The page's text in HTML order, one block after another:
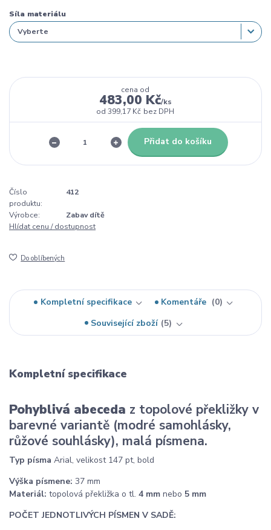
Síla materiálu
cena od
483,00 Kč/ks
od399,17 Kč bez DPH
Přidat do košíku
Číslo
produktu:
412
Výrobce:
Zabav dítě
Hlídat cenu / dostupnost
Do oblíbených
Kompletní specifikace Komentáře
0
Související zboží 5
Kompletní specifikace
Pohyblivá abeceda z topolové překližky v
barevné variantě (modré samohlásky,
růžové souhlásky), malá písmena.
Typ písma Arial, velikost 147 pt, bold
Výška písmene: 37 mm
Materiál: topolová překližka o tl. 4 mm nebo 5 mm
POČET JEDNOTLIVÝCH PÍSMEN V SADĚ: